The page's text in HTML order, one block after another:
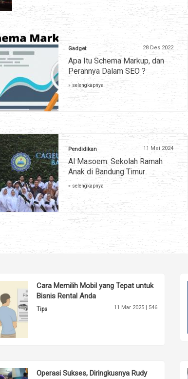
Gadget 28 Des 2022
Apa Itu Schema Markup, dan
Perannya Dalam SEO ?
» selengkapnya
Pendidikan 11 Mei 2024
Al Masoem: Sekolah Ramah
Anak di Bandung Timur
» selengkapnya
Cara Memilih Mobil yang Tepat untuk
Bisnis Rental Anda
Tips 11 Mar 2025 | 546
Operasi Sukses, Diringkusnya Rudy